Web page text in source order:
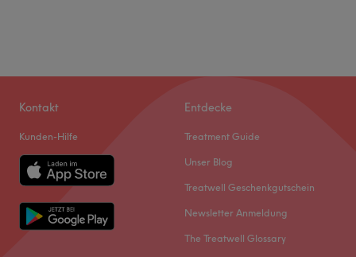
Kontakt
Kunden-Hilfe
Entdecke
Treatment Guide
Unser Blog
Treatwell Geschenkgutschein
Newsletter Anmeldung
The Treatwell Glossary